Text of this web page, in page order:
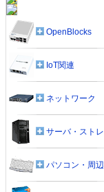
OpenBlocks
IoT関連
ネットワーク
サーバ・スト
パソコン・周